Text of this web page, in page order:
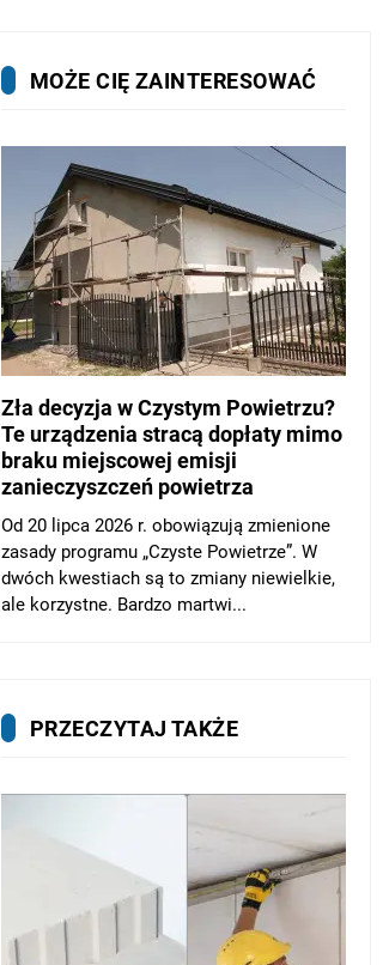
MOŻE CIĘ ZAINTERESOWAĆ
Zła decyzja w Czystym Powietrzu?
Te urządzenia stracą dopłaty mimo
braku miejscowej emisji
zanieczyszczeń powietrza
Od 20 lipca 2026 r. obowiązują zmienione
zasady programu „Czyste Powietrze”. W
dwóch kwestiach są to zmiany niewielkie,
ale korzystne. Bardzo martwi...
PRZECZYTAJ TAKŻE